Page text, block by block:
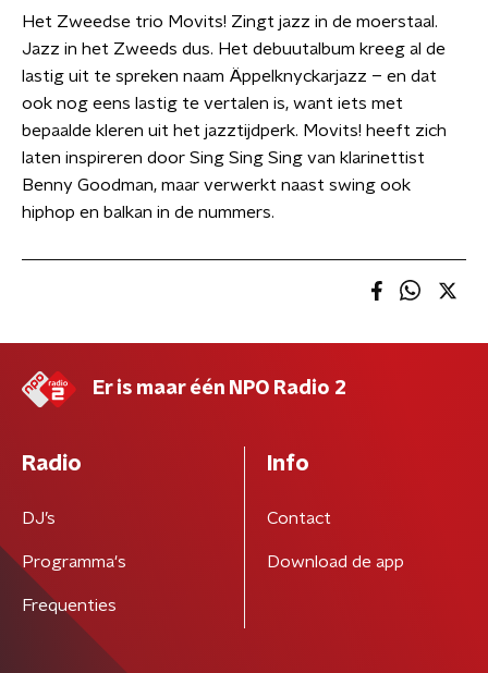
Het Zweedse trio Movits! Zingt jazz in de moerstaal.
Jazz in het Zweeds dus. Het debuutalbum kreeg al de
lastig uit te spreken naam Äppelknyckarjazz – en dat
ook nog eens lastig te vertalen is, want iets met
bepaalde kleren uit het jazztijdperk. Movits! heeft zich
laten inspireren door Sing Sing Sing van klarinettist
Benny Goodman, maar verwerkt naast swing ook
hiphop en balkan in de nummers.
Er is maar één NPO Radio 2
Radio
DJ’s
Programma's
Frequenties
Info
Contact
Download de app